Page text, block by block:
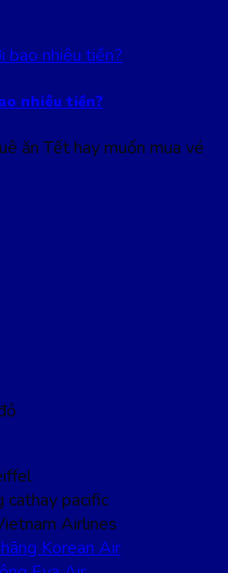
nhiêu tiền?
ăn Tết hay muốn mua vé